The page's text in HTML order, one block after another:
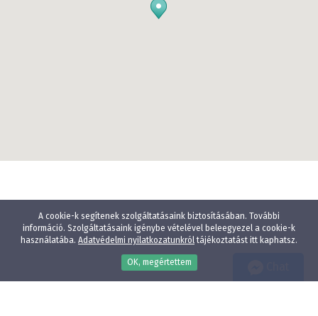
A cookie-k segítenek szolgáltatásaink biztosításában. További
információ. Szolgáltatásaink igénybe vételével beleegyezel a cookie-k
használatába. Adatvédelmi nyilatkozatunkróltájékoztatást itt kaphatsz.
OK, megértettem